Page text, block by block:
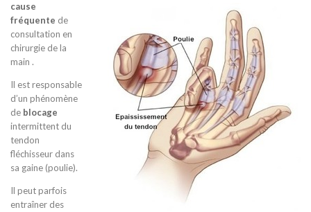
cause
fréquente de
consultation en
chirurgie de la
main .
Il est responsable
d’un phénomène
de blocage
intermittent du
tendon
fléchisseur dans
sa gaine (poulie).
Il peut parfois
entraîner des